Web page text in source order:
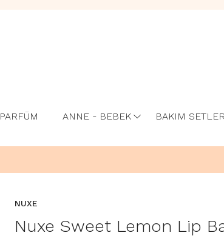
PARFÜM ANNE - BEBEK BAKIM
NUXE
Nuxe Sweet Lemon Lip